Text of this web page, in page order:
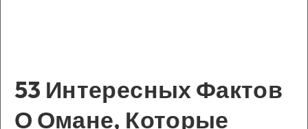
53 Интересных Фактов
О Омане, Которые